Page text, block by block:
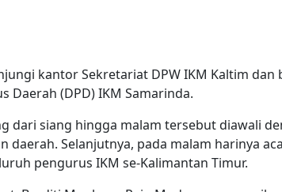
kantor Sekretariat DPW IKM Kaltim dan
Daerah (DPD) IKM Samarinda.
dari siang hingga malam tersebut diawali
daerah. Selanjutnya, pada malam harinya
pengurus IKM se-Kalimantan Timur.